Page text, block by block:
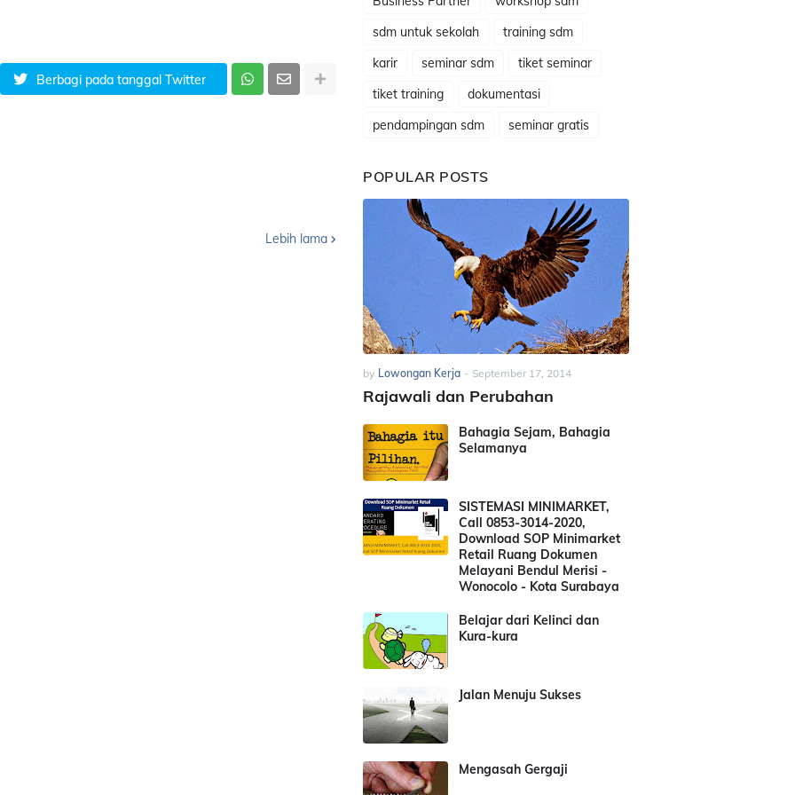
Berbagi pada tanggal Twitter
Lebih lama
sdm untuk sekolah
training sdm
karir
seminar sdm
tiket seminar
tiket training
dokumentasi
pendampingan sdm
seminar gratis
POPULAR POSTS
by Lowongan Kerja - September 17, 2014
Rajawali dan Perubahan
Bahagia Sejam, Bahagia
Selamanya
SISTEMASI MINIMARKET,
Call 0853-3014-2020,
Download SOP Minimarket
Retail Ruang Dokumen
Melayani Bendul Merisi -
Wonocolo - Kota Surabaya
Belajar dari Kelinci dan
Kura-kura
Jalan Menuju Sukses
Mengasah Gergaji